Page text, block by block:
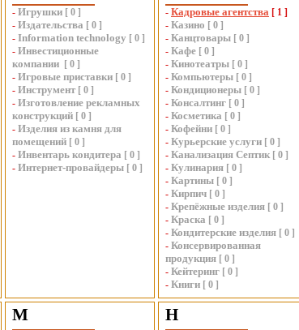
- Игрушки [ 0 ]
- Издательства [ 0 ]
- Information technology [ 0 ]
- Инвестиционные
компании [ 0 ]
- Игровые приставки [ 0 ]
- Инструмент [ 0 ]
- Изготовление рекламных
конструкций [ 0 ]
- Изделия из камня для
помещений [ 0 ]
- Инвентарь кондитера [ 0 ]
- Интернет-провайдеры [ 0 ]
- Кадровые агентства [ 1 ]
- Казино [ 0 ]
- Канцтовары [ 0 ]
- Кафе [ 0 ]
- Кинотеатры [ 0 ]
- Компьютеры [ 0 ]
- Кондиционеры [ 0 ]
- Консалтинг [ 0 ]
- Косметика [ 0 ]
- Кофейни [ 0 ]
- Курьерские услуги [ 0 ]
- Канализация Септик [ 0 ]
- Кулинария [ 0 ]
- Картины [ 0 ]
- Кирпич [ 0 ]
- Крепёжные изделия [ 0 ]
- Краска [ 0 ]
- Кондитерские изделия [ 0 ]
- Консервированная
продукция [ 0 ]
- Кейтеринг [ 0 ]
- Книги [ 0 ]
М Н